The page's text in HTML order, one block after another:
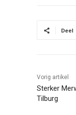
Deel
Vorig artikel
Sterker
Tilburg